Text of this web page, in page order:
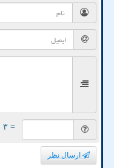
= ۳ بعلاوه ۳
ارسال نظر